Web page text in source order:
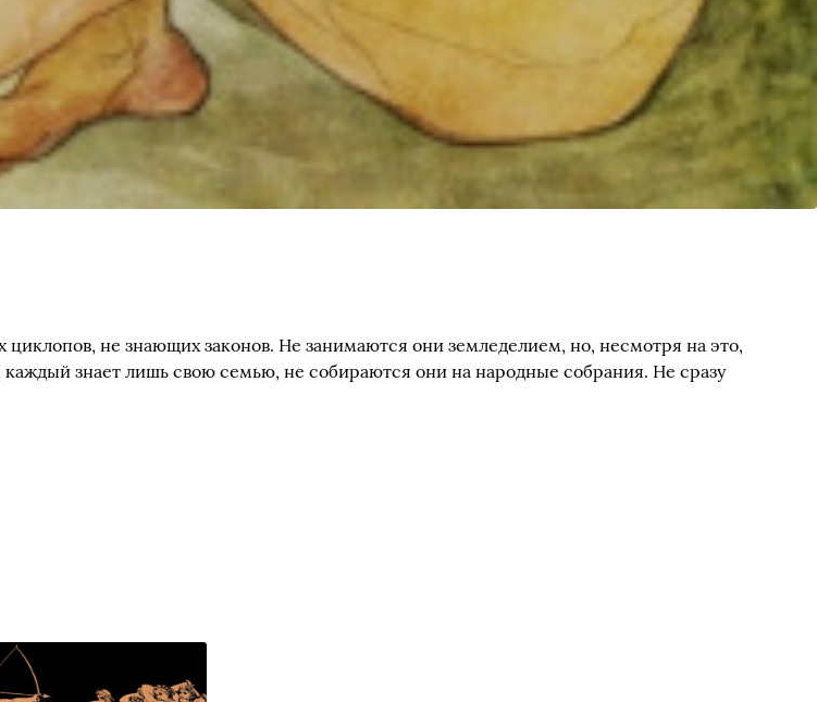
не знающих законов. Не занимаются они земледелием, но, несмотря на это,
знает лишь свою семью, не собираются они на народные собрания. Не сразу